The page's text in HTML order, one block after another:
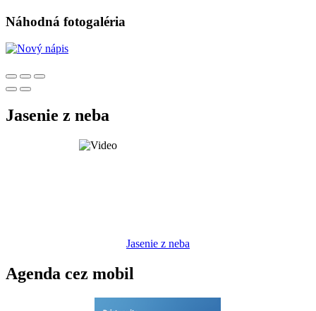
Náhodná fotogaléria
Jasenie z neba
Jasenie z neba
Agenda cez mobil